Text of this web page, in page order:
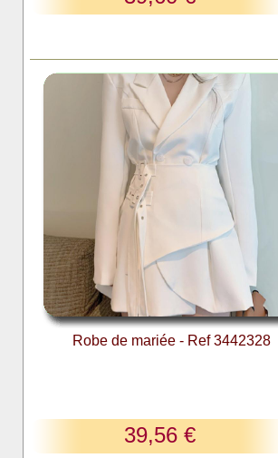
Robe de mariée - Ref 3442328
39,56 €